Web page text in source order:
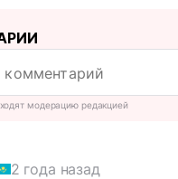
модерацию редакцией
2 года назад